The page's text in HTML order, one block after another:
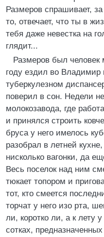
Размеров спрашивает,
то, отвечает, что ты в
тебя даже невестка на
глядит...
Размеров был человек
году ездил во Владимир
туберкулезном
поверил в сон. Недели
молокозавода, где
и принялся строить
бруса у него имелось
разобрал в летней
нисколько вагонки, да
Весь поселок над ним
тюкает топором и
тот, кто смеется
торчат у него изо рта,
ли, коротко ли, а к лету
сотках,